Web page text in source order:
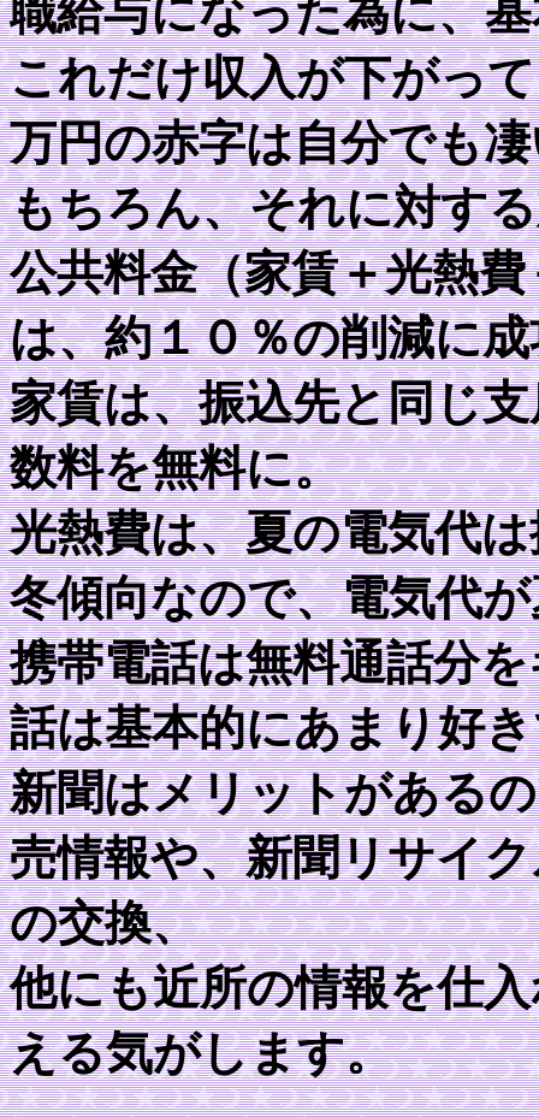
職給与になった為に、
これだけ収入が下がっ
万円の赤字は自分でも
もちろん、それに対す
公共料金（家賃＋光熱
は、約１０％の削減に
家賃は、振込先と同じ
数料を無料に。
光熱費は、夏の電気代
冬傾向なので、電気代
携帯電話は無料通話分
話は基本的にあまり好
新聞はメリットがある
売情報や、新聞リサイ
の交換、
他にも近所の情報を仕
える気がします。